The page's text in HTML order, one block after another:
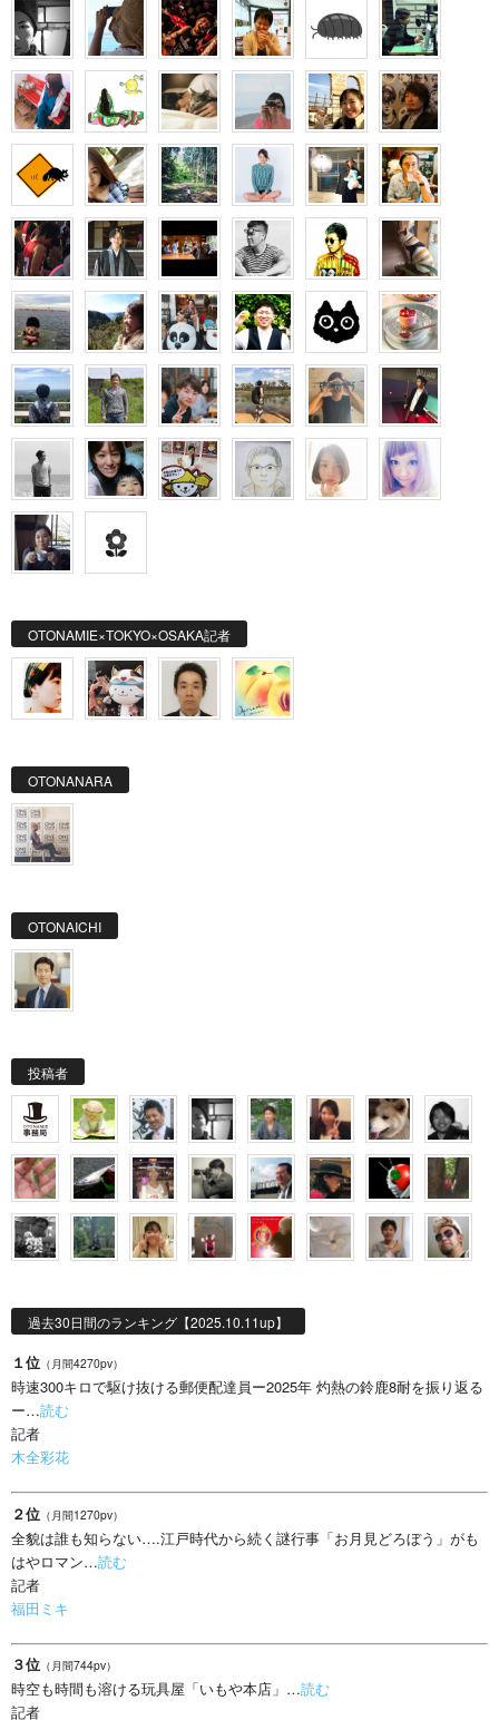
OTONAMIE×TOKYO×OSAKA記者
OTONANARA
OTONAICHI
投稿者
過去30日間のランキング【2025.10.11up】
１位 （月間4270pv）
時速300キロで駆け抜ける郵便配達員ー2025年 灼熱の鈴鹿8耐を振り返る
ー…読む
記者
木全彩花
２位 （月間1270pv）
全貌は誰も知らない….江戸時代から続く謎行事「お月見どろぼう」がも
はやロマン…読む
記者
福田ミキ
３位 （月間744pv）
時空も時間も溶ける玩具屋「いもや本店」…読む
記者